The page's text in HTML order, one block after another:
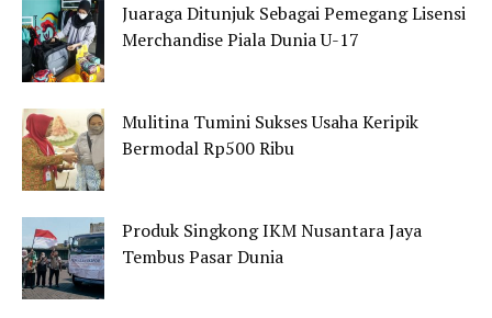
Juaraga Ditunjuk Sebagai Pemegang Lisensi
Merchandise Piala Dunia U-17
Mulitina Tumini Sukses Usaha Keripik
Bermodal Rp500 Ribu
Produk Singkong IKM Nusantara Jaya
Tembus Pasar Dunia